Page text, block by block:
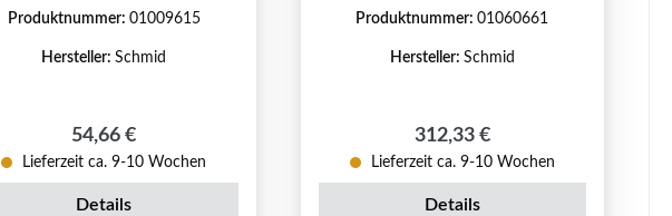
Produktnummer: 01009615
Hersteller:Schmid
Regulärer Preis:
54,66 €
Lieferzeit ca. 9-10 Wochen
Details
Produktnummer:01060661
Hersteller: Schmid
Regulärer Preis:
312,33 €
Lieferzeit ca. 9-10 Wochen
Details